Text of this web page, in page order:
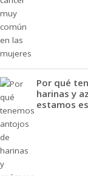
Por qué
harinas y
estamos